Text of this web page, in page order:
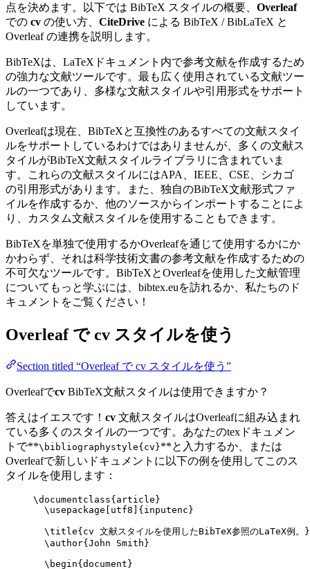
点を決めます。以下では BibTeX スタイルの概要、 Overleaf
での cv の使い方、 CiteDrive による BibTeX / BibLaTeX と
Overleaf の連携を説明します。
BibTeXは、LaTeXドキュメント内で参考文献を作成するため
の強力な文献ツールです。最も広く使用されている文献ツー
ルの一つであり、多様な文献スタイルや引用形式をサポート
しています。
Overleafは現在、BibTeXと互換性のあるすべての文献スタイ
ルをサポートしているわけではありませんが、多くの文献ス
タイルがBibTeX文献スタイルライブラリに含まれていま
す。これらの文献スタイルにはAPA、IEEE、CSE、シカゴ
の引用形式があります。また、独自のBibTeX文献形式ファ
イルを作成するか、他のソースからインポートすることによ
り、カスタム文献スタイルを使用することもできます。
BibTeXを単独で使用するかOverleafを通じて使用するかにか
かわらず、それは科学技術文書の参考文献を作成するための
不可欠なツールです。BibTeXとOverleafを使用した文献管理
についてもっと学ぶには、bibtex.euを訪れるか、私たちのド
キュメントをご覧ください！
Overleaf でcv スタイルを使う
Section titled “Overleaf で cv スタイルを使う”
Overleafでcv BibTeX文献スタイルは使用できますか？
答えはイエスです！ cv 文献スタイルはOverleafに組み込まれ
ている多くのスタイルの一つです。あなたのtexドキュメン
トで**\bibliographystyle{cv}**と入力するか、または
Overleafで新しいドキュメントに以下の例を使用してこのス
タイルを使用します：
\documentclass{ article }
\usepackage
utf8 ]{ inputenc }
\title{cv 文献スタイルを使用したBibTeX参照のLaTeX例。}
\author{John Smith}
\begin{ document }